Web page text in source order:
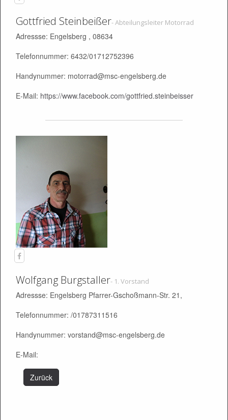
Gottfried Steinbeißer- Abteilungsleiter Motorrad
Adressse: Engelsberg , 08634
Telefonnummer: 6432/01712752396
Handynummer: motorrad@msc-engelsberg.de
E-Mail: https://www.facebook.com/gottfried.steinbeisser
Wolfgang Burgstaller- 1. Vorstand
Adressse: Engelsberg Pfarrer-Gschoßmann-Str. 21,
Telefonnummer: /01787311516
Handynummer: vorstand@msc-engelsberg.de
E-Mail:
Zurück